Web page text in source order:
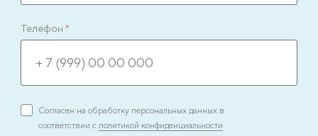
Телефон *
Согласен на обработку персональных данных в
соответствии с политикой конфиденциальности